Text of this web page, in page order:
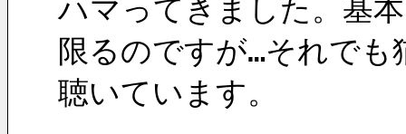
ハマってきました。基
限るのですが…それでも
聴いています。